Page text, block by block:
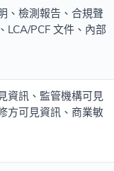
、檢測報告、合規聲
LCA/PCF 文件、內部
資訊、監管機構可見
方可見資訊、商業敏